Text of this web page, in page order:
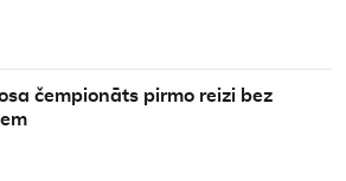
čempionāts pirmo reizi bez